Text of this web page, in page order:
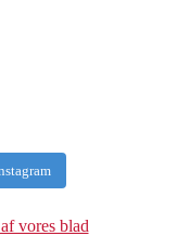
vores blad